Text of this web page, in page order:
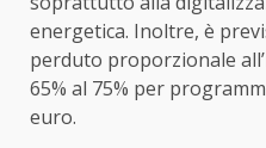
energetica. Inoltre, è
perduto proporzionale
65% al 75% per
euro.